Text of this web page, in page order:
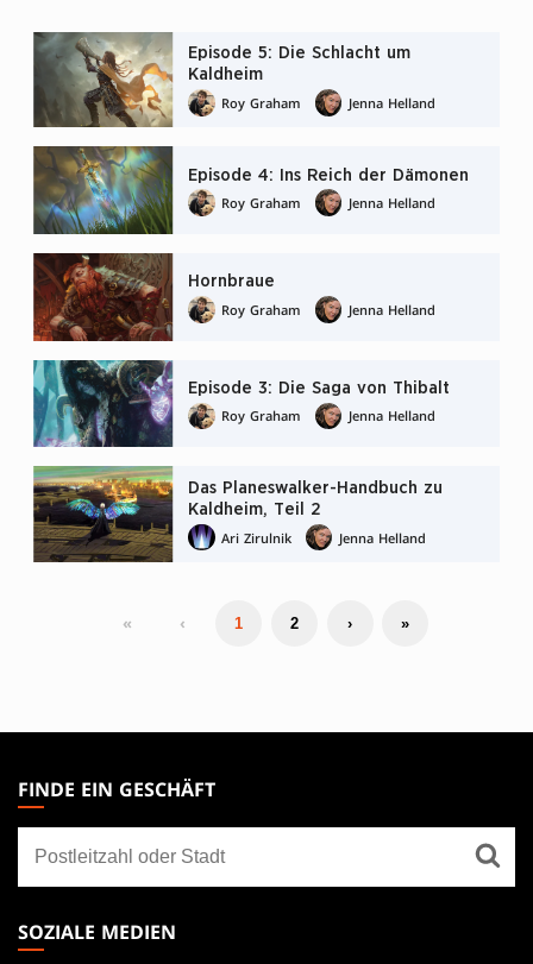
Episode 5: Die Schlacht um
Kaldheim
Roy Graham
Jenna Helland
Episode 4: Ins Reich der Dämonen
Roy Graham
Jenna Helland
Hornbraue
Roy Graham
Jenna Helland
Episode 3: Die Saga von Thibalt
Roy Graham
Jenna Helland
Das Planeswalker-Handbuch zu
Kaldheim, Teil 2
Ari Zirulnik
Jenna Helland
« ‹ 1 2 › »
THE
GATHERING
FOOTER
FINDE EIN GESCHÄFT
ein
Geschäft
SOZIALE MEDIEN